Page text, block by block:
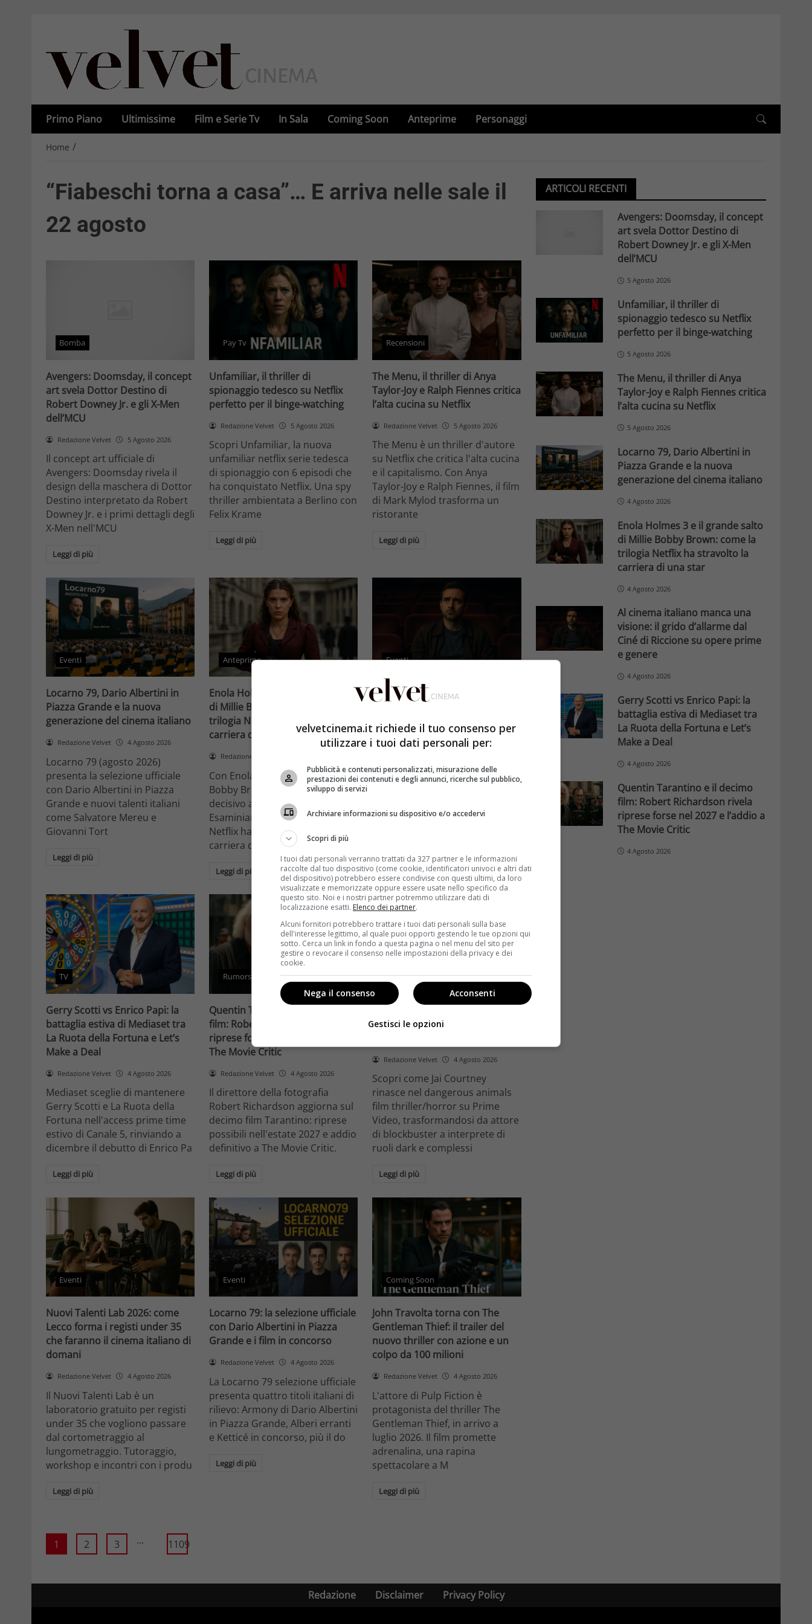
Primo Piano Ultimissime Film e Serie Tv In Sala Coming Soon Anteprime Personaggi
Home /
“Fiabeschi torna a casa”… E arriva nelle sale il
22 agosto
Bomba
Avengers: Doomsday, il concept
art svela Dottor Destino di
Robert Downey Jr. e gli X-Men
dell’MCU
Redazione Velvet 5 Agosto 2026
Il concept art ufficiale di
Avengers: Doomsday rivela il
design della maschera di Dottor
Destino interpretato da Robert
Downey Jr. e i primi dettagli degli
X-Men nell'MCU
Leggi di più
Pay Tv
Unfamiliar, il thriller di
spionaggio tedesco su Netflix
perfetto per il binge-watching
Redazione Velvet 5 Agosto 2026
Scopri Unfamiliar, la nuova
unfamiliar netflix serie tedesca
di spionaggio con 6 episodi che
ha conquistato Netflix. Una spy
thriller ambientata a Berlino con
Felix Krame
Leggi di più
Recensioni
The Menu, il thriller di Anya
Taylor-Joy e Ralph Fiennes critica
l’alta cucina su Netflix
Redazione Velvet 5 Agosto 2026
The Menu è un thriller d'autore
su Netflix che critica l'alta cucina
e il capitalismo. Con Anya
Taylor-Joy e Ralph Fiennes, il film
di Mark Mylod trasforma un
ristorante
Leggi di più
Eventi
Locarno 79, Dario Albertini in
Piazza Grande e la nuova
generazione del cinema italiano
Redazione Velvet 4 Agosto 2026
Locarno 79 (agosto 2026)
presenta la selezione ufficiale
con Dario Albertini in Piazza
Grande e nuovi talenti italiani
come Salvatore Mereu e
Giovanni Tort
Leggi di più
Anteprime
Enola Holmes 3 e il grande salto
di Millie Bobby Brown: come la
trilogia Netflix ha stravolto la
carriera di una star
Redazione Velvet
Con Enola Holmes 3, Millie
Bobby Brown compie un salto
decisivo a Hollywood.
Esaminiamo come la trilogia
Netflix ha trasformato la sua
carriera da attrice
Leggi di più
Eventi
Al cinema italiano manca una
Ciné di Riccione su opere prime
e genere
Il cinema italiano opere prime
ricambio generazionale e
Leggi di più
TV
Gerry Scotti vs Enrico Papi: la
battaglia estiva di Mediaset tra
La Ruota della Fortuna e Let’s
Make a Deal
Redazione Velvet 4 Agosto 2026
Mediaset sceglie di mantenere
Gerry Scotti e La Ruota della
Fortuna nell'access prime time
estivo di Canale 5, rinviando a
dicembre il debutto di Enrico Pa
Leggi di più
Rumors
Quentin Tarantino e il decimo
film: Robert Richardson rivela
riprese forse nel 2027 e l’addio a
The Movie Critic
Redazione Velvet 4 Agosto 2026
Il direttore della fotografia
Robert Richardson aggiorna sul
decimo film Tarantino: riprese
possibili nell'estate 2027 e addio
definitivo a The Movie Critic.
Leggi di più
Anteprime
Dangerous Animals su Prime
Redazione Velvet 4 Agosto 2026
Scopri come Jai Courtney
rinasce nel dangerous animals
film thriller/horror su Prime
Video, trasformandosi da attore
di blockbuster a interprete di
ruoli dark e complessi
Leggi di più
Eventi
Nuovi Talenti Lab 2026: come
Lecco forma i registi under 35
che faranno il cinema italiano di
domani
Redazione Velvet 4 Agosto 2026
Il Nuovi Talenti Lab è un
laboratorio gratuito per registi
under 35 che vogliono passare
dal cortometraggio al
lungometraggio. Tutoraggio,
workshop e incontri con i produ
Leggi di più
Eventi
Locarno 79: la selezione ufficiale
con Dario Albertini in Piazza
Grande e i film in concorso
Redazione Velvet 4 Agosto 2026
La Locarno 79 selezione ufficiale
presenta quattro titoli italiani di
rilievo: Armony di Dario Albertini
in Piazza Grande, Alberi erranti
e Ketticé in concorso, più il do
Leggi di più
Coming Soon
John Travolta torna con The
Gentleman Thief: il trailer del
nuovo thriller con azione e un
colpo da 100 milioni
Redazione Velvet 4 Agosto 2026
L'attore di Pulp Fiction è
protagonista del thriller The
Gentleman Thief, in arrivo a
luglio 2026. Il film promette
adrenalina, una rapina
spettacolare a M
Leggi di più
1 2 3 ... 1109
ARTICOLI RECENTI
Avengers: Doomsday, il concept
art svela Dottor Destino di
Robert Downey Jr. e gli X-Men
dell’MCU
5 Agosto 2026
Unfamiliar, il thriller di
spionaggio tedesco su Netflix
perfetto per il binge-watching
5 Agosto 2026
The Menu, il thriller di Anya
Taylor-Joy e Ralph Fiennes critica
l’alta cucina su Netflix
5 Agosto 2026
Locarno 79, Dario Albertini in
Piazza Grande e la nuova
generazione del cinema italiano
4 Agosto 2026
Enola Holmes 3 e il grande salto
di Millie Bobby Brown: come la
trilogia Netflix ha stravolto la
carriera di una star
4 Agosto 2026
Al cinema italiano manca una
visione: il grido d’allarme dal
Ciné di Riccione su opere prime
e genere
4 Agosto 2026
Gerry Scotti vs Enrico Papi: la
battaglia estiva di Mediaset tra
La Ruota della Fortuna e Let’s
Make a Deal
4 Agosto 2026
Quentin Tarantino e il decimo
film: Robert Richardson rivela
riprese forse nel 2027 e l’addio a
The Movie Critic
4 Agosto 2026
Redazione Disclaimer Privacy Policy
velvetcinema.it richiede il tuo consenso per
utilizzare i tuoi dati personali per:
Pubblicità e contenuti personalizzati, misurazione delle
prestazioni dei contenuti e degli annunci, ricerche sul pubblico,
sviluppo di servizi
Archiviare informazioni su dispositivo e/o accedervi
Scopri di più
I tuoi dati personali verranno trattati da 327 partner e le informazioni
raccolte dal tuo dispositivo (come cookie, identificatori univoci e altri dati
del dispositivo) potrebbero essere condivise con questi ultimi, da loro
visualizzate e memorizzate oppure essere usate nello specifico da
questo sito. Noi e i nostri partner potremmo utilizzare dati di
localizzazione esatti. Elenco dei partner.
Alcuni fornitori potrebbero trattare i tuoi dati personali sulla base
dell'interesse legittimo, al quale puoi opporti gestendo le tue opzioni qui
sotto. Cerca un link in fondo a questa pagina o nel menu del sito per
gestire o revocare il consenso nelle impostazioni della privacy e dei
cookie.
Acconsenti
Nega il consenso
Gestisci le opzioni